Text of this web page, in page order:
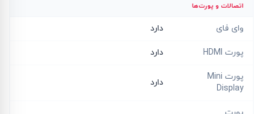
اتصالات و پورت‌ها
وای فای دارد
پورت HDMI دارد
پورت Mini
Display
دارد